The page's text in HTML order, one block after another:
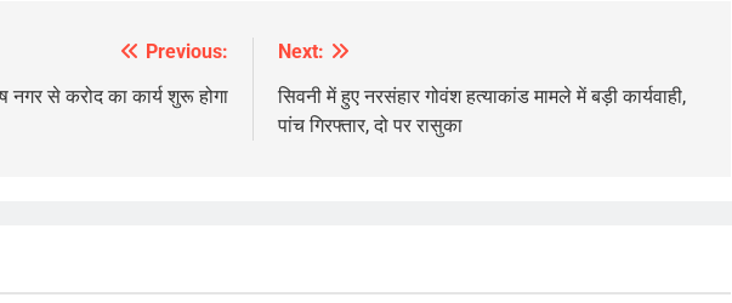
Previous:
नगर से करोद का कार्य शुरू होगा
Next:
सिवनी में हुए नरसंहार गोवंश हत्याकांड मामले में बड़ी कार्यवाही,
पांच गिरफ्तार, दो पर रासुका
में सीएम यादव, शिकायतें सुनते-
ब्रेकिंग…एमपी कांग्रेस के सभी विभाग, प्रकोष्ठ